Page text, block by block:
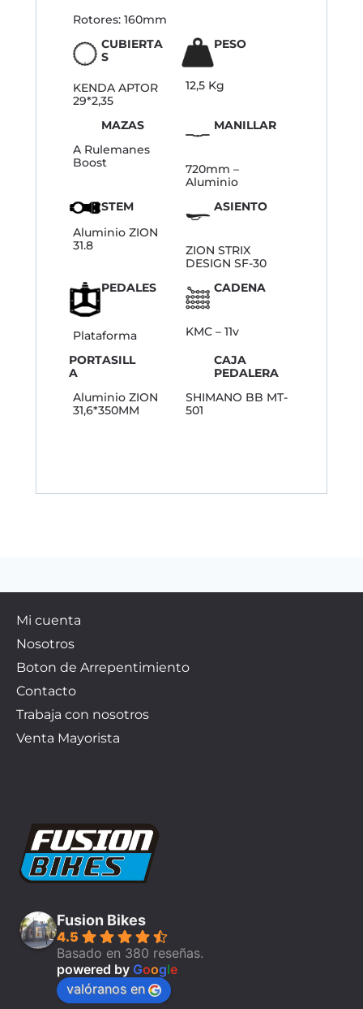
Rotores: 160mm
CUBIERTA
S
KENDA APTOR
29*2,35
PESO
12,5 Kg
MAZAS
A Rulemanes
Boost
MANILLAR
720mm –
Aluminio
STEM
Aluminio ZION
31.8
ASIENTO
ZION STRIX
DESIGN SF-30
PEDALES
Plataforma
CADENA
KMC – 11v
PORTASILL
A
Aluminio ZION
31,6*350MM
CAJA
PEDALERA
SHIMANO BB MT-
501
Mi cuenta
Nosotros
Boton de Arrepentimiento
Contacto
Trabaja con nosotros
Venta Mayorista
Fusion Bikes
4.5
Basado en 380 reseñas.
powered by Google
valóranos en